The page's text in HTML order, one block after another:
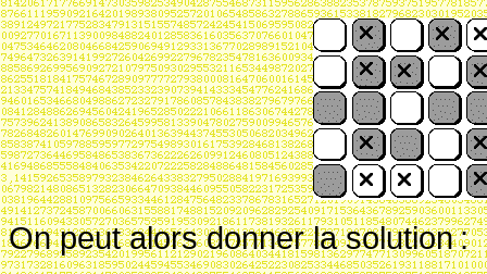
On peut alors donner la solution: